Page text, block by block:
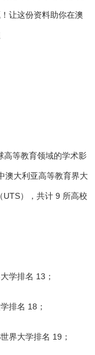
让这份资料助你在澳
高等教育领域的学术影
澳大利亚高等教育界大
UTS），共计 9 所高校
学排名 13；
排名 18；
界大学排名 19；